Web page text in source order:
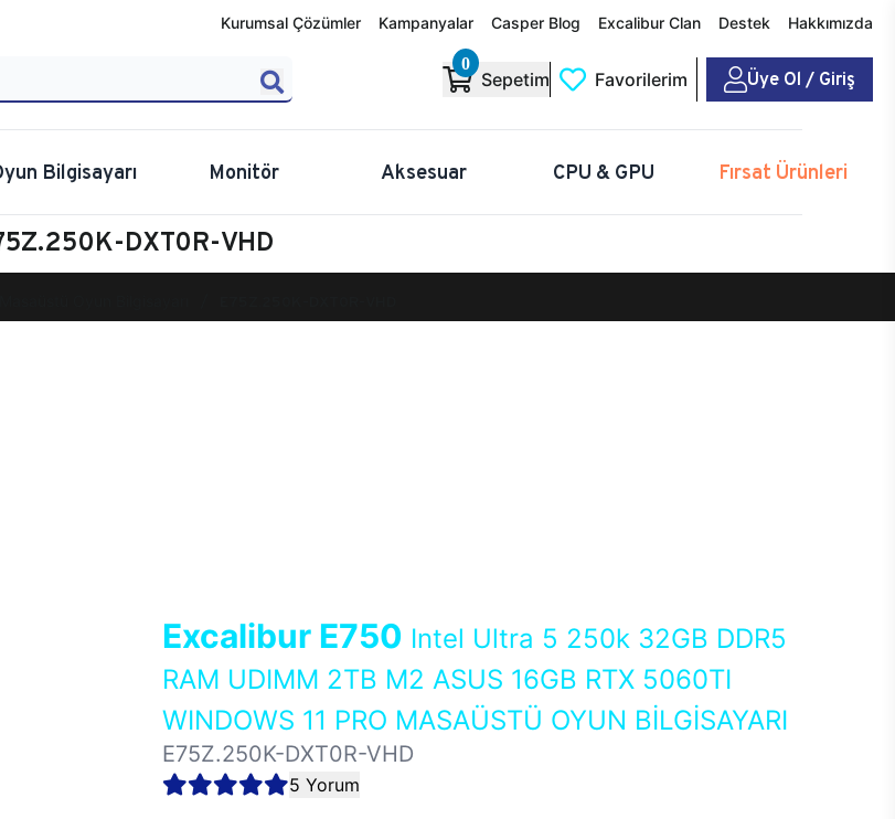
Kurumsal Çözümler Kampanyalar Casper Blog Excalibur Clan Destek Hakkımızda
0
Sepetim Favorilerim Üye Ol / Giriş
Bilgisayarı Monitör Aksesuar CPU & GPU Fırsat Ürünleri
DXT0R-VHD
Excalibur E750 Intel Ultra 5 250k 32GB DDR5
RAM UDIMM 2TB M2 ASUS 16GB RTX 5060TI
WINDOWS 11 PRO MASAÜSTÜ OYUN BİLGİSAYARI
E75Z.250K-DXT0R-VHD
5 Yorum